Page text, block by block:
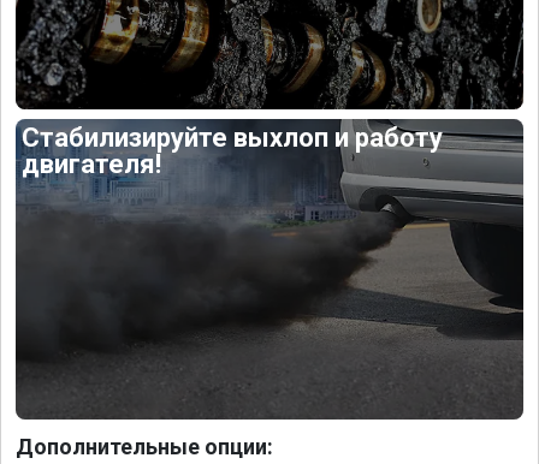
Стабилизируйте выхлоп и работу
двигателя!
Дополнительные опции: